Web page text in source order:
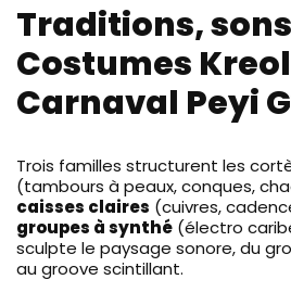
Traditions,
Costumes
Carnaval Peyi
Trois familles structurent les
(tambours à peaux, conques,
caisses claires (cuivres,
groupes à synthé (électro
sculpte le paysage sonore, du
au groove scintillant.